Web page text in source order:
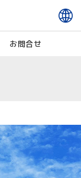
お問合せ